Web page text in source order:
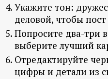
Укажите тон:
деловой, чтобы
Попросите два-три
выберите лучший
Отредактируйте
цифры и детали из